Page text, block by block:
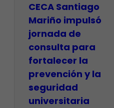
CECA Santiago
Mariño impulsó
jornada de
consulta para
fortalecer la
prevención y la
seguridad
universitaria